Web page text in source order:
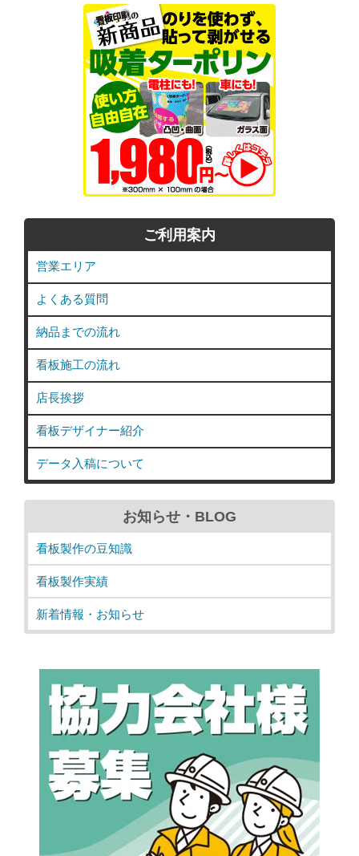
ご利用案内
営業エリア
よくある質問
納品までの流れ
看板施工の流れ
店長挨拶
看板デザイナー紹介
データ入稿について
お知らせ・BLOG
看板製作の豆知識
看板製作実績
新着情報・お知らせ